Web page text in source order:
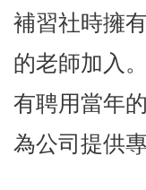
補習社時擁
的老師加入
有聘用當年
為公司提供